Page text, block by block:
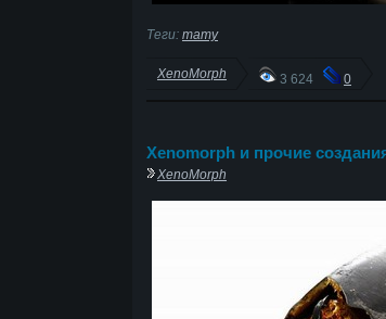
Теги: тату
XenoMorph 3 624 0
Xenomorph и прочие
XenoMorph